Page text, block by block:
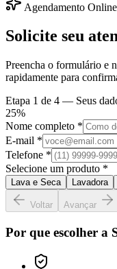
Agendamento Online
Solicite seu
Preencha o formulário e
rapidamente para
Etapa 1 de 4 — Seus
25%
Nome completo *
E-mail *
Telefone *
Selecione um produto *
Lava e Seca Lavadora
Voltar Avançar
Por que escolher a